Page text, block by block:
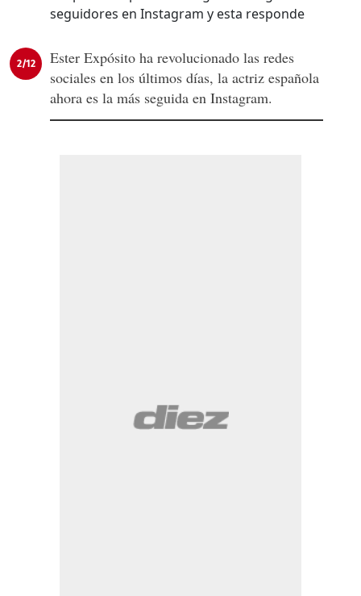
2/12
Ester Expósito ha revolucionado las redes
sociales en los últimos días, la actriz española
ahora es la más seguida en Instagram.